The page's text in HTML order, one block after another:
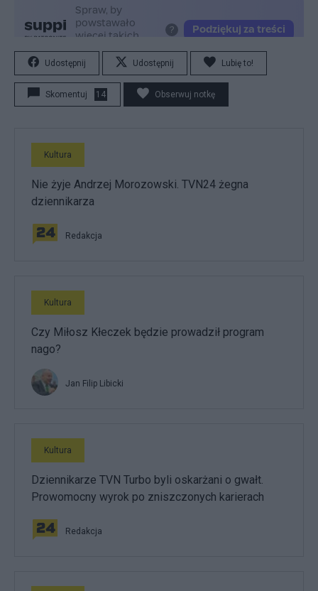
Udostępnij Udostępnij Lubię to!
Skomentuj 14 Obserwuj notkę
Kultura
Nie żyje Andrzej Morozowski. TVN24 żegna
dziennikarza
Redakcja
Kultura
Czy Miłosz Kłeczek będzie prowadził program
nago?
Jan Filip Libicki
Kultura
Dziennikarze TVN Turbo byli oskarżani o gwałt.
Prowomocny wyrok po zniszczonych karierach
Redakcja